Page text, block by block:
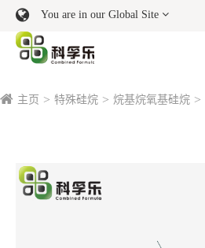
You are in our Global Site
主页 特殊硅烷 烷基烷氧基硅烷